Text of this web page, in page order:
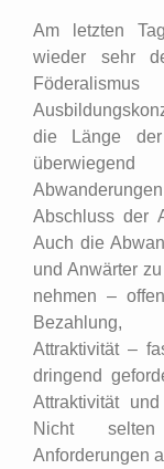
Am letzten
wieder sehr
die Länge
Abschluss der
Auch die
und Anwärter
nehmen –
Bezahlung,
Attraktivität –
dringend
Attraktivität
Nicht
Anforderungen